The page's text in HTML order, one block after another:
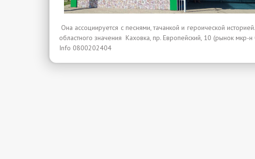
Она ассоциируется с песнями, тачанкой и героической
областного значения Каховка, пр. Европейский, 10 (рынок мкр-
Info 0800202404